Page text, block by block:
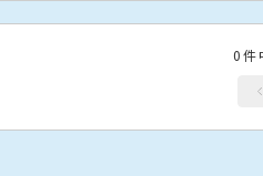
0件